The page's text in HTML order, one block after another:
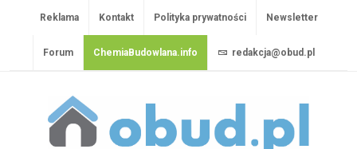
Reklama Kontakt Polityka prywatności Newsletter
Forum ChemiaBudowlana.info redakcja@obud.pl